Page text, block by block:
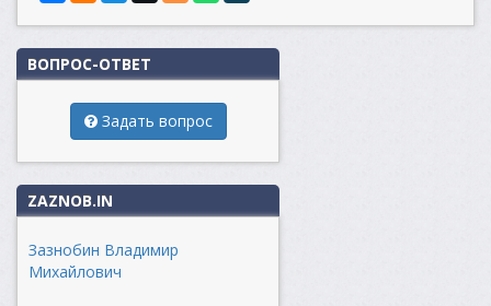
ВОПРОС-ОТВЕТ
Задать вопрос
ZAZNOB.IN
Зазнобин Владимир
Михайлович